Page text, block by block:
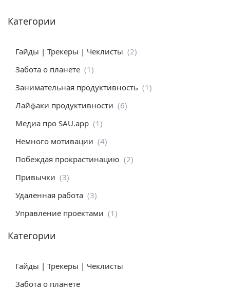
Категории
Гайды | Трекеры | Чеклисты (2)
Забота о планете (1)
Занимательная продуктивность (1)
Лайфаки продуктивности (6)
Медиа про SAU.app (1)
Немного мотивации (4)
Побеждая прокрастинацию (2)
Привычки (3)
Удаленная работа (3)
Управление проектами (1)
Категории
Гайды | Трекеры | Чеклисты
Забота о планете